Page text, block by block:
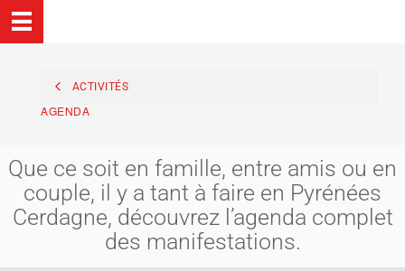
ACTIVITÉS
AGENDA
Que ce soit en famille, entre amis ou en
couple, il y a tant à faire en Pyrénées
Cerdagne, découvrez l’agenda complet
des manifestations.